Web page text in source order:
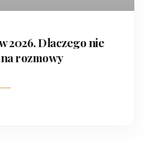
2026. Dlaczego nie
rozmowy